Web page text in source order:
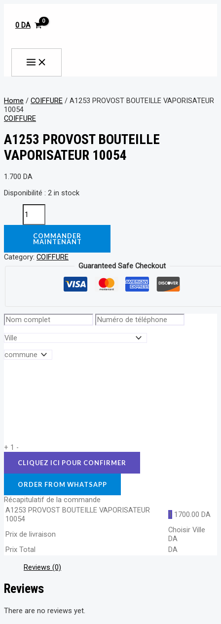
contenu
0 DA
Home / COIFFURE / A1253 PROVOST BOUTEILLE VAPORISATEUR
10054
COIFFURE
A1253 PROVOST BOUTEILLE
VAPORISATEUR 10054
1.700 DA
Disponibilité : 2 in stock
BOUTEILLE
VAPORISATEUR
quantity
COMMANDER
MAINTENANT
Category: COIFFURE
Guaranteed Safe Checkout
+ 1 -
ORDER FROM WHATSAPP
Récapitulatif de la commande
A1253 PROVOST BOUTEILLE VAPORISATEUR
10054
1 1700.00 DA
Prix de livraison
Choisir Ville
DA
Prix Total
DA
Reviews (0)
Reviews
There are no reviews yet.